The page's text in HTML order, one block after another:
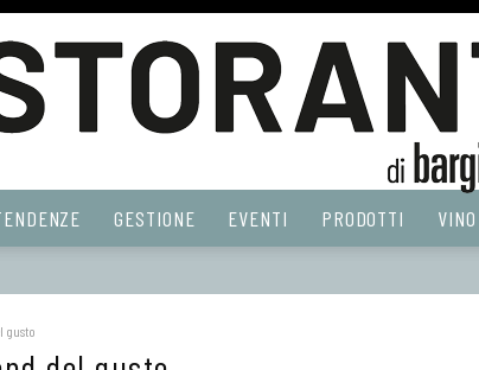
GESTIONE EVENTI PRODOTTI
gusto